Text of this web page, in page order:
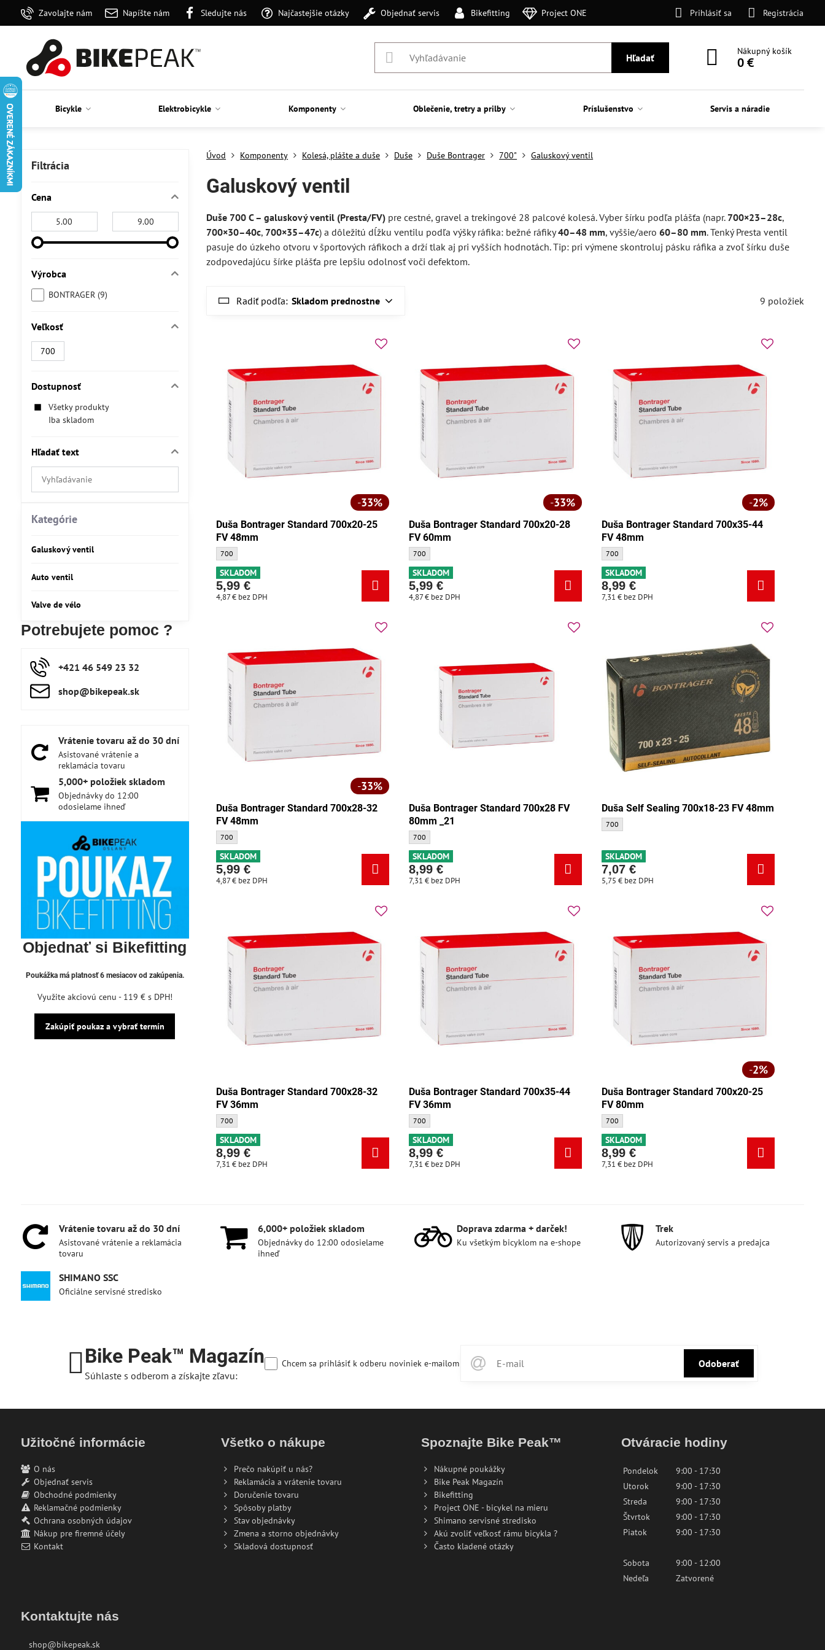
Zavolajte nám Napíšte nám Sledujte nás Najčastejšie otázky Objednať servis Bikefitting Project ONE Prihlásiť sa Registrácia
Hľadať
Nákupný košík
0 €
Bicykle Elektrobicykle Komponenty Oblečenie, tretry a prilby Príslušenstvo Servis a náradie
Úvod Komponenty Kolesá, plášte a duše Duše Duše Bontrager 700" Galuskový ventil
Galuskový ventil
Duše 700 C – galuskový ventil (Presta/FV) pre cestné, gravel a trekingové 28 palcové kolesá. Vyber šírku podľa plášťa (napr. 700×23–28c,
700×30–40c, 700×35–47c) a dôležitú dĺžku ventilu podľa výšky ráfika: bežné ráfiky40–48 mm, vyššie/aero60–80 mm. Tenký Presta ventil
pasuje do úzkeho otvoru v športových ráfikoch a drží tlak aj pri vyšších hodnotách. Tip: pri výmene skontroluj pásku ráfika a zvoľ šírku duše
zodpovedajúcu šírke plášťa pre lepšiu odolnosť voči defektom.
Radiť podľa: Skladom prednostne 9 položiek
33%
Duša Bontrager Standard 700x20-25
FV 48mm
Duša Bontrager Standard 700x20-25 FV 48mm - Veľkosť:
700
SKLADOM
5,99 €
4,87 € bez DPH
33%
Duša Bontrager Standard 700x20-28
FV 60mm
Duša Bontrager Standard 700x20-28 FV 60mm - Veľkosť:
700
SKLADOM
5,99 €
4,87 € bez DPH
2%
Duša Bontrager Standard 700x35-44
FV 48mm
Duša Bontrager Standard 700x35-44 FV 48mm - Veľkosť:
700
SKLADOM
8,99 €
7,31 € bez DPH
33%
Duša Bontrager Standard 700x28-32
FV 48mm
Duša Bontrager Standard 700x28-32 FV 48mm - Veľkosť:
700
SKLADOM
5,99 €
4,87 € bez DPH
Duša Bontrager Standard 700x28 FV
80mm _21
Duša Bontrager Standard 700x28 FV 80mm _21 - Veľkosť:
700
SKLADOM
8,99 €
7,31 € bez DPH
Duša Self Sealing 700x18-23 FV 48mm
Duša Self Sealing 700x18-23 FV 48mm - Veľkosť:
700
SKLADOM
7,07 €
5,75 € bez DPH
Duša Bontrager Standard 700x28-32
FV 36mm
Duša Bontrager Standard 700x28-32 FV 36mm - Veľkosť:
700
SKLADOM
8,99 €
7,31 € bez DPH
Duša Bontrager Standard 700x35-44
FV 36mm
Duša Bontrager Standard 700x35-44 FV 36mm - Veľkosť:
700
SKLADOM
8,99 €
7,31 € bez DPH
2%
Duša Bontrager Standard 700x20-25
FV 80mm
Duša Bontrager Standard 700x20-25 FV 80mm - Veľkosť:
700
SKLADOM
8,99 €
7,31 € bez DPH
Filtrácia
Cena
Výrobca
BONTRAGER (9)
Veľkosť
700
Dostupnosť
Všetky produkty
Iba skladom
Hľadať text
Prehľadať
výsledky
fulltextom
Potrebujete pomoc ?
+421 46 549 23 32
shop​@bikepeak​.sk
Vrátenie tovaru až do 30 dní
Asistované vrátenie a
reklamácia tovaru
5,000+ položiek skladom
Objednávky do 12:00
odosielame ihneď
Kategórie
Galuskový ventil
Auto ventil
Valve de vélo
Objednať si Bikefitting
Poukážka má platnosť 6 mesiacov od zakúpenia.
Využite akciovú cenu - 119 € s DPH!
Zakúpiť poukaz a vybrať termín
Vrátenie tovaru až do 30 dní
Asistované vrátenie a reklamácia
tovaru
6,000+ položiek skladom
Objednávky do 12:00 odosielame
ihneď
Doprava zdarma + darček!
Ku všetkým bicyklom na e-shope
Trek
Autorizovaný servis a predajca
SHIMANO SSC
Oficiálne servisné stredisko
Bike Peak™ Magazín
Súhlaste s odberom a získajte zľavu:
Odoberať
Chcem sa prihlásiť k odberu noviniek e-mailom
Užitočné informácie
O nás
Objednať servis
Obchodné podmienky
Reklamačné podmienky
Ochrana osobných údajov
Nákup pre firemné účely
Kontakt
Všetko o nákupe
Prečo nakúpiť u nás?
Reklamácia a vrátenie tovaru
Doručenie tovaru
Spôsoby platby
Stav objednávky
Zmena a storno objednávky
Skladová dostupnosť
Spoznajte Bike Peak™
Nákupné poukážky
Bike Peak Magazín
Bikefitting
Project ONE - bicykel na mieru
Shimano servisné stredisko
Akú zvoliť veľkosť rámu bicykla ?
Často kladené otázky
Otváracie hodiny
Pondelok
9:00 - 17:30
Utorok
9:00 - 17:30
Streda
9:00 - 17:30
Štvrtok
9:00 - 17:30
Piatok
9:00 - 17:30
Sobota
9:00 - 12:00
Nedeľa
Zatvorené
Kontaktujte nás
shop@bikepeak.sk